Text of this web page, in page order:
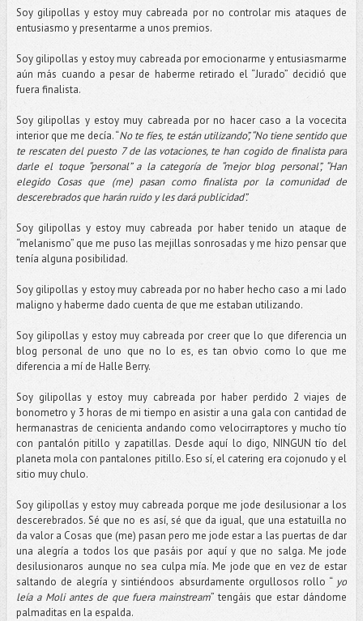
Soy gilipollas y estoy muy cabreada por no controlar mis ataques de
entusiasmo y presentarme a unos premios.
Soy gilipollas y estoy muy cabreada por emocionarme y entusiasmarme
aún más cuando a pesar de haberme retirado el “Jurado” decidió que
fuera finalista.
Soy gilipollas y estoy muy cabreada por no hacer caso a la vocecita
interior que me decía. “No te fíes, te están utilizando”, “No tiene sentido que
te rescaten del puesto 7 de las votaciones, te han cogido de finalista para
darle el toque “personal” a la categoría de “mejor blog personal”, “Han
elegido Cosas que (me) pasan como finalista por la comunidad de
descerebrados que harán ruido y les dará publicidad”.
Soy gilipollas y estoy muy cabreada por haber tenido un ataque de
“melanismo” que me puso las mejillas sonrosadas y me hizo pensar que
tenía alguna posibilidad.
Soy gilipollas y estoy muy cabreada por no haber hecho caso a mi lado
maligno y haberme dado cuenta de que me estaban utilizando.
Soy gilipollas y estoy muy cabreada por creer que lo que diferencia un
blog personal de uno que no lo es, es tan obvio como lo que me
diferencia a mí de Halle Berry.
Soy gilipollas y estoy muy cabreada por haber perdido 2 viajes de
bonometro y 3 horas de mi tiempo en asistir a una gala con cantidad de
hermanastras de cenicienta andando como velocirraptores y mucho tío
con pantalón pitillo y zapatillas. Desde aquí lo digo, NINGUN tío del
planeta mola con pantalones pitillo. Eso sí, el catering era cojonudo y el
sitio muy chulo.
Soy gilipollas y estoy muy cabreada porque me jode desilusionar a los
descerebrados. Sé que no es así, sé que da igual, que una estatuilla no
da valor a Cosas que (me) pasan pero me jode estar a las puertas de dar
una alegría a todos los que pasáis por aquí y que no salga. Me jode
desilusionaros aunque no sea culpa mía. Me jode que en vez de estar
saltando de alegría y sintiéndoos absurdamente orgullosos rollo “ yo
leía a Moli antes de que fuera mainstream” tengáis que estar dándome
palmaditas en la espalda.